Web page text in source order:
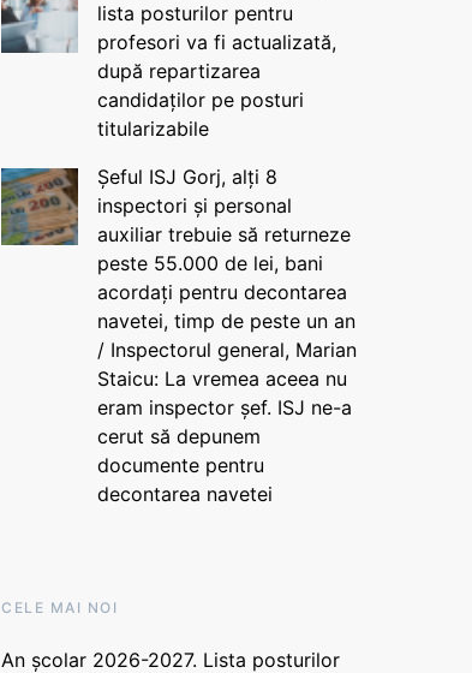
lista posturilor pentru
profesori va fi actualizată,
după repartizarea
candidaților pe posturi
titularizabile
Șeful ISJ Gorj, alți 8
inspectori și personal
auxiliar trebuie să returneze
peste 55.000 de lei, bani
acordați pentru decontarea
navetei, timp de peste un an
/ Inspectorul general, Marian
Staicu: La vremea aceea nu
eram inspector șef. ISJ ne-a
cerut să depunem
documente pentru
decontarea navetei
CELE MAI NOI
An școlar 2026-2027. Lista posturilor